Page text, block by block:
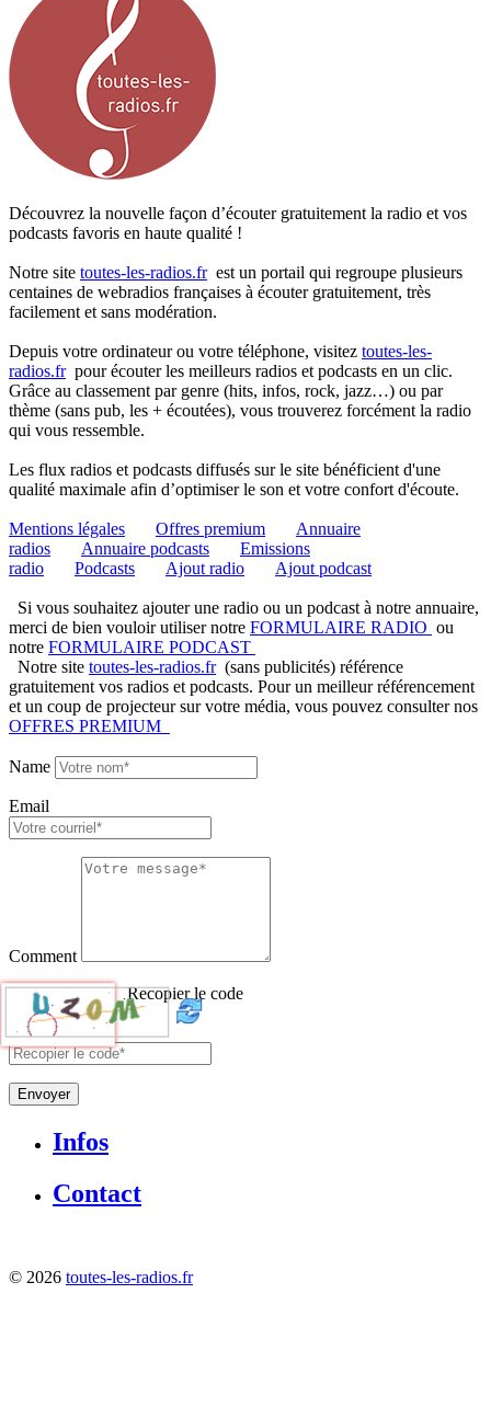
Découvrez la nouvelle façon d’écouter gratuitement la radio et vos
podcasts favoris en haute qualité !
Notre site toutes-les-radios.frest un portail qui regroupe plusieurs
centaines de webradios françaises à écouter gratuitement, très
facilement et sans modération.
Depuis votre ordinateur ou votre téléphone, visitez toutes-les-
radios.frpour écouter les meilleurs radios et podcasts en un clic.
Grâce au classement par genre (hits, infos, rock, jazz…) ou par
thème (sans pub, les + écoutées), vous trouverez forcément la radio
qui vous ressemble.
Les flux radios et podcasts diffusés sur le site bénéficient d'une
qualité maximale afin d’optimiser le son et votre confort d'écoute.
Mentions légales Offres premium
Annuaire
radios
Annuaire podcasts
Emissions
radio
Podcasts Ajout radio Ajout podcast
Si vous souhaitez ajouter une radio ou un podcast à notre annuaire,
merci de bien vouloir utiliser notre FORMULAIRE RADIO ou
notre FORMULAIRE PODCAST
Notre site toutes-les-radios.fr(sans publicités) référence
gratuitement vos radios et podcasts. Pour un meilleur référencement
et un coup de projecteur sur votre média, vous pouvez consulter nos
OFFRES PREMIUM
Name
Email
Comment
Recopier le code
Envoyer
Infos
Contact
© 2026 toutes-les-radios.fr